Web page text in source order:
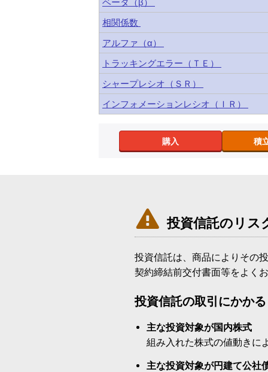
ベータ（β）
相関係数
アルファ（α）
トラッキングエラー（ＴＥ）
シャープレシオ（ＳＲ）
インフォメーションレシオ（ＩＲ）
購入 積
 投資信託のリス
投資信託は、商品によりその
契約締結前交付書面等をよく
投資信託の取引にかか
主な投資対象が国内株式
組み入れた株式の値動きに
主な投資対象が円建て公社